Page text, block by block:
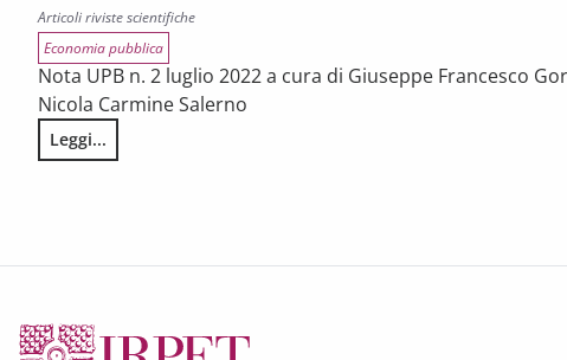
Articoli riviste scientifiche
Economia pubblica
Nota UPB n. 2 luglio 2022 a cura di Giuseppe Francesco
Nicola Carmine Salerno
Leggi...
Analisi congiunta IRPET e UPB “L’efficienza temporale nella